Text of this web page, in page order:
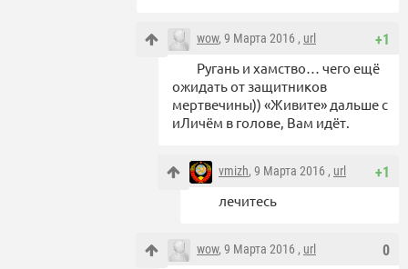
+1
wow, 9 Марта 2016 , url
Ругань и хамство… чего ещё
ожидать от защитников
мертвечины)) «Живите» дальше с
иЛичём в голове, Вам идёт.
+1
vmizh, 9 Марта 2016 , url
лечитесь
0
wow, 9 Марта 2016 , url